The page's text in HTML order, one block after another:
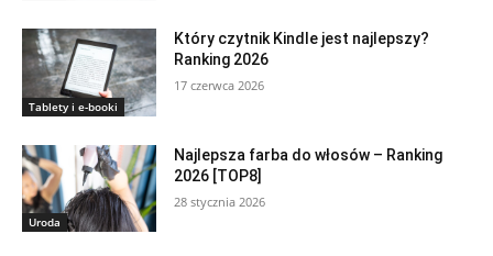
Tablety i e-booki
Który czytnik Kindle jest najlepszy?
Ranking 2026
17 czerwca 2026
Uroda
Najlepsza farba do włosów – Ranking
2026 [TOP8]
28 stycznia 2026